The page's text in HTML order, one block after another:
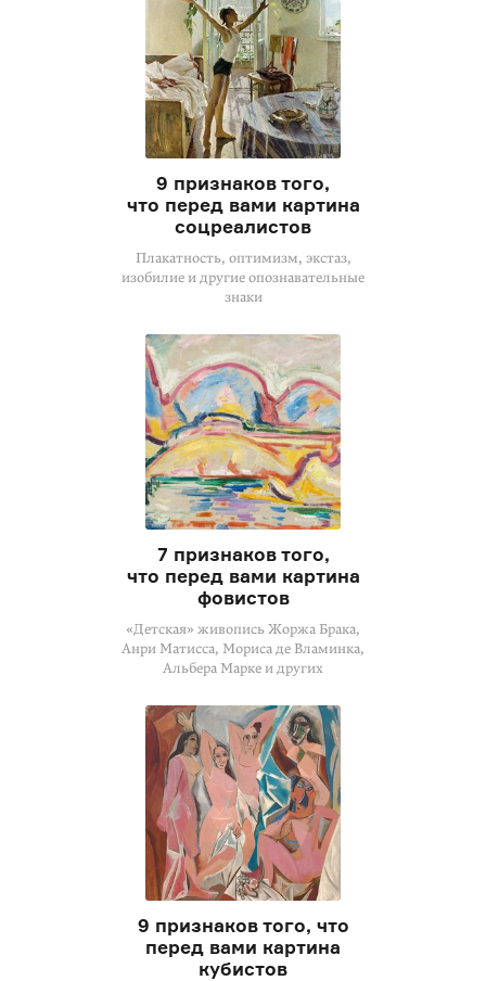
9 признаков того,
что перед вами картина
соцреалистов
Плакатность, оптимизм, экстаз,
изобилие и другие опознавательные
знаки
7 признаков того,
что перед вами картина
фовистов
«Детская» живопись Жоржа Брака,
Анри Матисса, Мориса де Вламинка,
Альбера Марке и других
9 признаков того, что
перед вами картина
кубистов